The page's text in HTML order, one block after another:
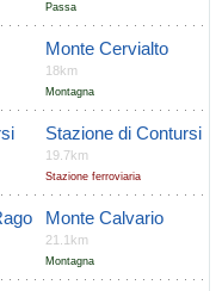
Passa
Monte Cervialto
18km
Montagna
Stazione di Contursi
19.7km
Stazione ferroviaria
Monte Calvario
21.1km
Montagna